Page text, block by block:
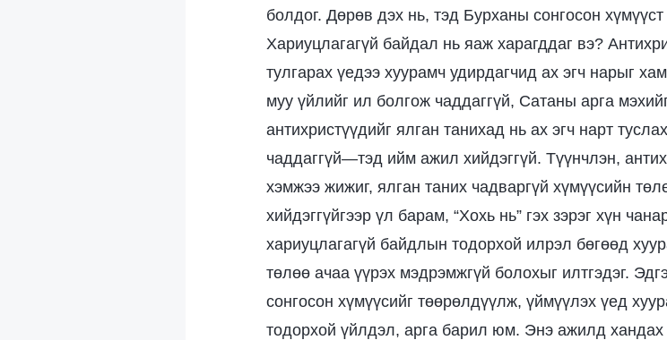
болдог. Дөрөв дэх нь, тэд Бурханы сонгосон хүмүүст
Хариуцлагагүй байдал нь яаж харагддаг вэ?
тулгарах үедээ хуурамч удирдагчид ах эгч нарыг
муу үйлийг ил болгож чаддаггүй, Сатаны арга
антихристүүдийг ялган танихад нь ах эгч нарт
чаддаггүй—тэд ийм ажил хийдэггүй. Түүнчлэн,
хэмжээ жижиг, ялган таних чадваргүй хүмүүсийн
хийдэггүйгээр үл барам, “Хохь нь” гэх зэрэг хүн
хариуцлагагүй байдлын тодорхой илрэл бөгөөд
төлөө ачаа үүрэх мэдрэмжгүй болохыг илтгэдэг.
сонгосон хүмүүсийг төөрөлдүүлж, үймүүлэх үед
тодорхой үйлдэл, арга барил юм. Энэ ажилд хандах